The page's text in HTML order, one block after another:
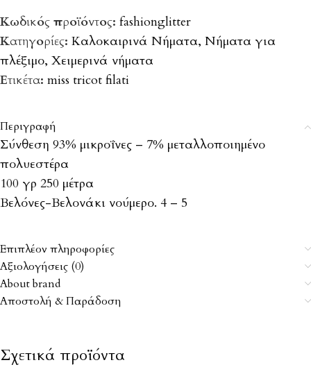
Κωδικός προϊόντος: fashionglitter
Κατηγορίες: Καλοκαιρινά Νήματα, Νήματα για
πλέξιμο, Χειμερινά νήματα
Ετικέτα: miss tricot filati
Περιγραφή
Σύνθεση 93% μικροΐνες – 7% μεταλλοποιημένο
πολυεστέρα
100 γρ 250 μέτρα
Βελόνες-Βελονάκι νούμερο. 4 – 5
Επιπλέον πληροφορίες
Αξιολογήσεις (0)
About brand
Αποστολή & Παράδοση
Σχετικά προϊόντα